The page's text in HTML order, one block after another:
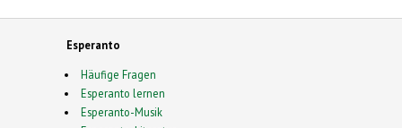
Esperanto
Häufige Fragen
Esperanto lernen
Esperanto-Musik